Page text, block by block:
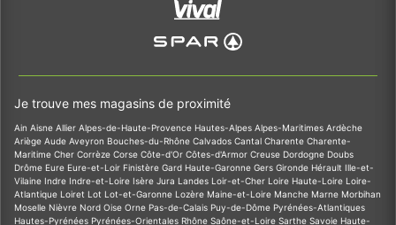
Je trouve mes magasins de proximité
Ain Aisne Allier Alpes-de-Haute-Provence Hautes-Alpes Alpes-Maritimes Ardèche
Ariège Aude Aveyron Bouches-du-Rhône Calvados Cantal Charente Charente-
Maritime Cher Corrèze Corse Côte-d'Or Côtes-d'Armor Creuse Dordogne Doubs
Drôme Eure Eure-et-Loir Finistère Gard Haute-Garonne Gers Gironde Hérault Ille-et-
Vilaine Indre Indre-et-Loire Isère Jura Landes Loir-et-Cher Loire Haute-Loire Loire-
Atlantique Loiret Lot Lot-et-Garonne Lozère Maine-et-Loire Manche Marne Morbihan
Moselle Nièvre Nord Oise Orne Pas-de-Calais Puy-de-Dôme Pyrénées-Atlantiques
Hautes-Pyrénées Pyrénées-Orientales Rhône Saône-et-Loire Sarthe Savoie Haute-